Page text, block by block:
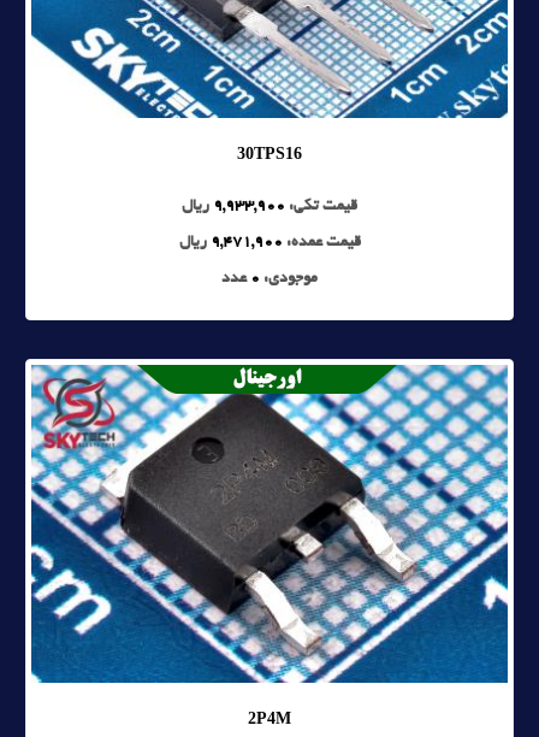
30TPS16
قیمت تکی: 9,933,900 ریال
قیمت عمده: 9,471,900 ریال
موجودی: 0 عدد
2P4M